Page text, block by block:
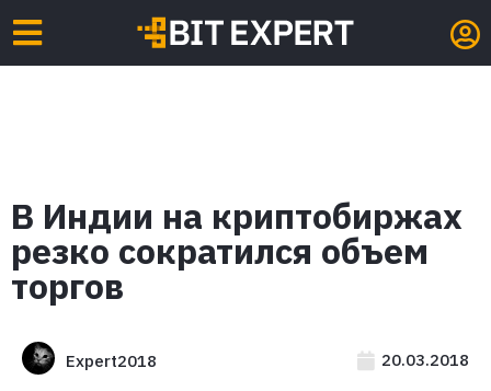
В Индии на криптобиржах
резко сократился объем
торгов
Expert2018 20.03.2018